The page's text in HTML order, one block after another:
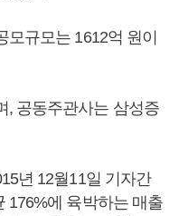
모규모는 1612억 원이
, 공동주관사는 삼성증
년 12월11일 기자간
176%에 육박하는 매출